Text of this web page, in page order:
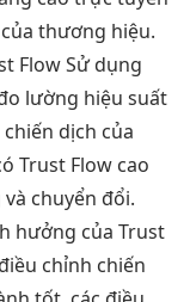
thương hiệu.
Flow Sử dụng
lường hiệu suất
dịch của
Trust Flow cao
chuyển đổi.
hưởng của Trust
chỉnh chiến